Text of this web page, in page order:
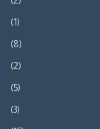
(1)
(8)
(2)
(5)
(3)